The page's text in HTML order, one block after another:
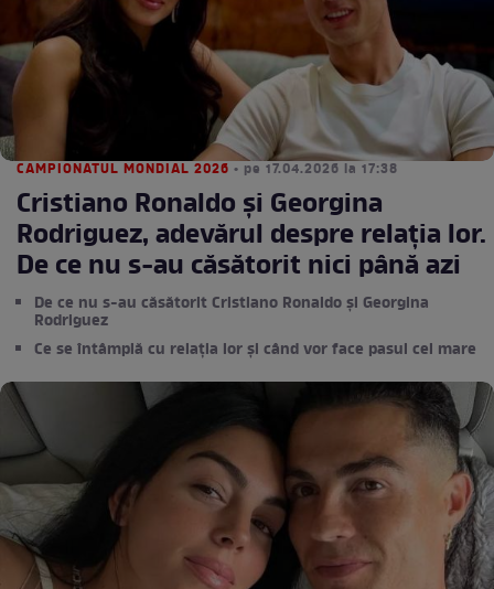
CAMPIONATUL MONDIAL 2026 • pe 17.04.2026 la 17:38
Cristiano Ronaldo și Georgina
Rodriguez, adevărul despre relația lor.
De ce nu s-au căsătorit nici până azi
De ce nu s-au căsătorit Cristiano Ronaldo și Georgina
Rodriguez
Ce se întâmplă cu relația lor și când vor face pasul cel mare